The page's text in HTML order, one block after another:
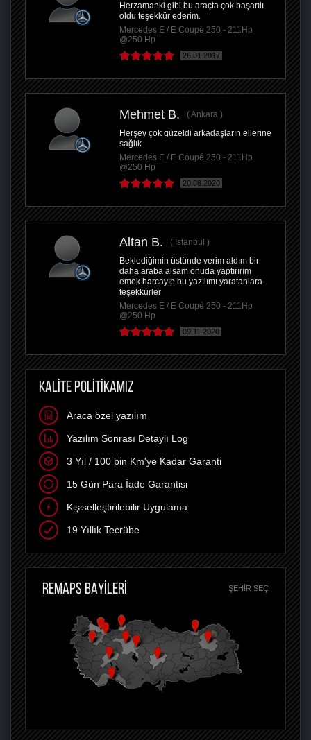
Herzamanki gibi bu araçta çok başarılı
oldu teşekkür ederim.
Mercedes E / E Coupé 250 - 211Hp
@250 Hp
26.01.2017
Mehmet B.
Ankara
Herşey çok güzeldi arkadaşların ellerine
sağlık
Mercedes E / E Coupé 250 - 211Hp
@250 Hp
20.08.2020
Altan B.
İstanbul
Beklediğimin üstünde verim aldım bir
daha araba alsam onuda yaptırırım
emek harcayıp bu yazılımı yaratanlara
teşekkürler
Mercedes E / E Coupé 250 - 211Hp
@250 Hp
09.11.2020
KALİTE POLİTİKAMIZ
Araca özel yazılım
Yazılım Sonrası Detaylı Log
3 Yıl / 100 bin Km'ye Kadar Garanti
15 Gün Para İade Garantisi
Kişiselleştirilebilir Uygulama
19 Yıllık Tecrübe
REMAPS BAYİLERİ ŞEHIR SEÇ